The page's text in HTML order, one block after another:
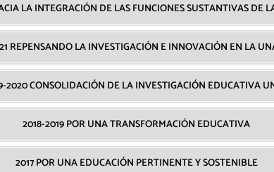
LA INTEGRACIÓN DE LAS FUNCIONES SUSTANTIVAS DE
REPENSANDO LA INVESTIGACIÓN E INNOVACIÓN EN LA
2020 CONSOLIDACIÓN DE LA INVESTIGACIÓN EDUCATIVA
2018-2019 POR UNA TRANSFORMACIÓN EDUCATIVA
2017 POR UNA EDUCACIÓN PERTINENTE Y SOSTENIBLE